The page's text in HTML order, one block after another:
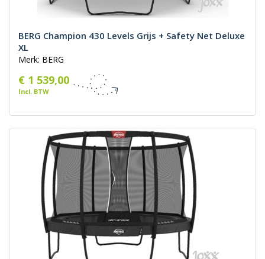
BERG Champion 430 Levels Grijs + Safety Net Deluxe
XL
Merk: BERG
€ 1 539,00
Incl. BTW